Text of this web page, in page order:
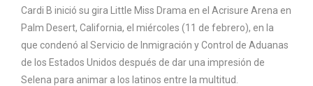
Cardi B inició su gira Little Miss Drama en el Acrisure Arena en
Palm Desert, California, el miércoles (11 de febrero), en la
que condenó al Servicio de Inmigración y Control de Aduanas
de los Estados Unidos después de dar una impresión de
Selena para animar a los latinos entre la multitud.